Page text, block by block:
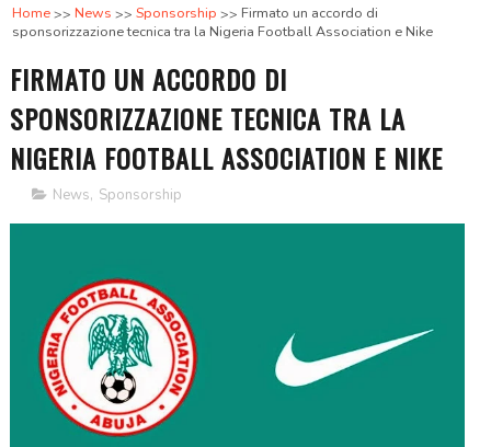
Home News Sponsorship
Firmato un accordo di
sponsorizzazione tecnica tra la Nigeria Football Association e Nike
FIRMATO UN ACCORDO DI
SPONSORIZZAZIONE TECNICA TRA LA
NIGERIA FOOTBALL ASSOCIATION E NIKE
News, Sponsorship